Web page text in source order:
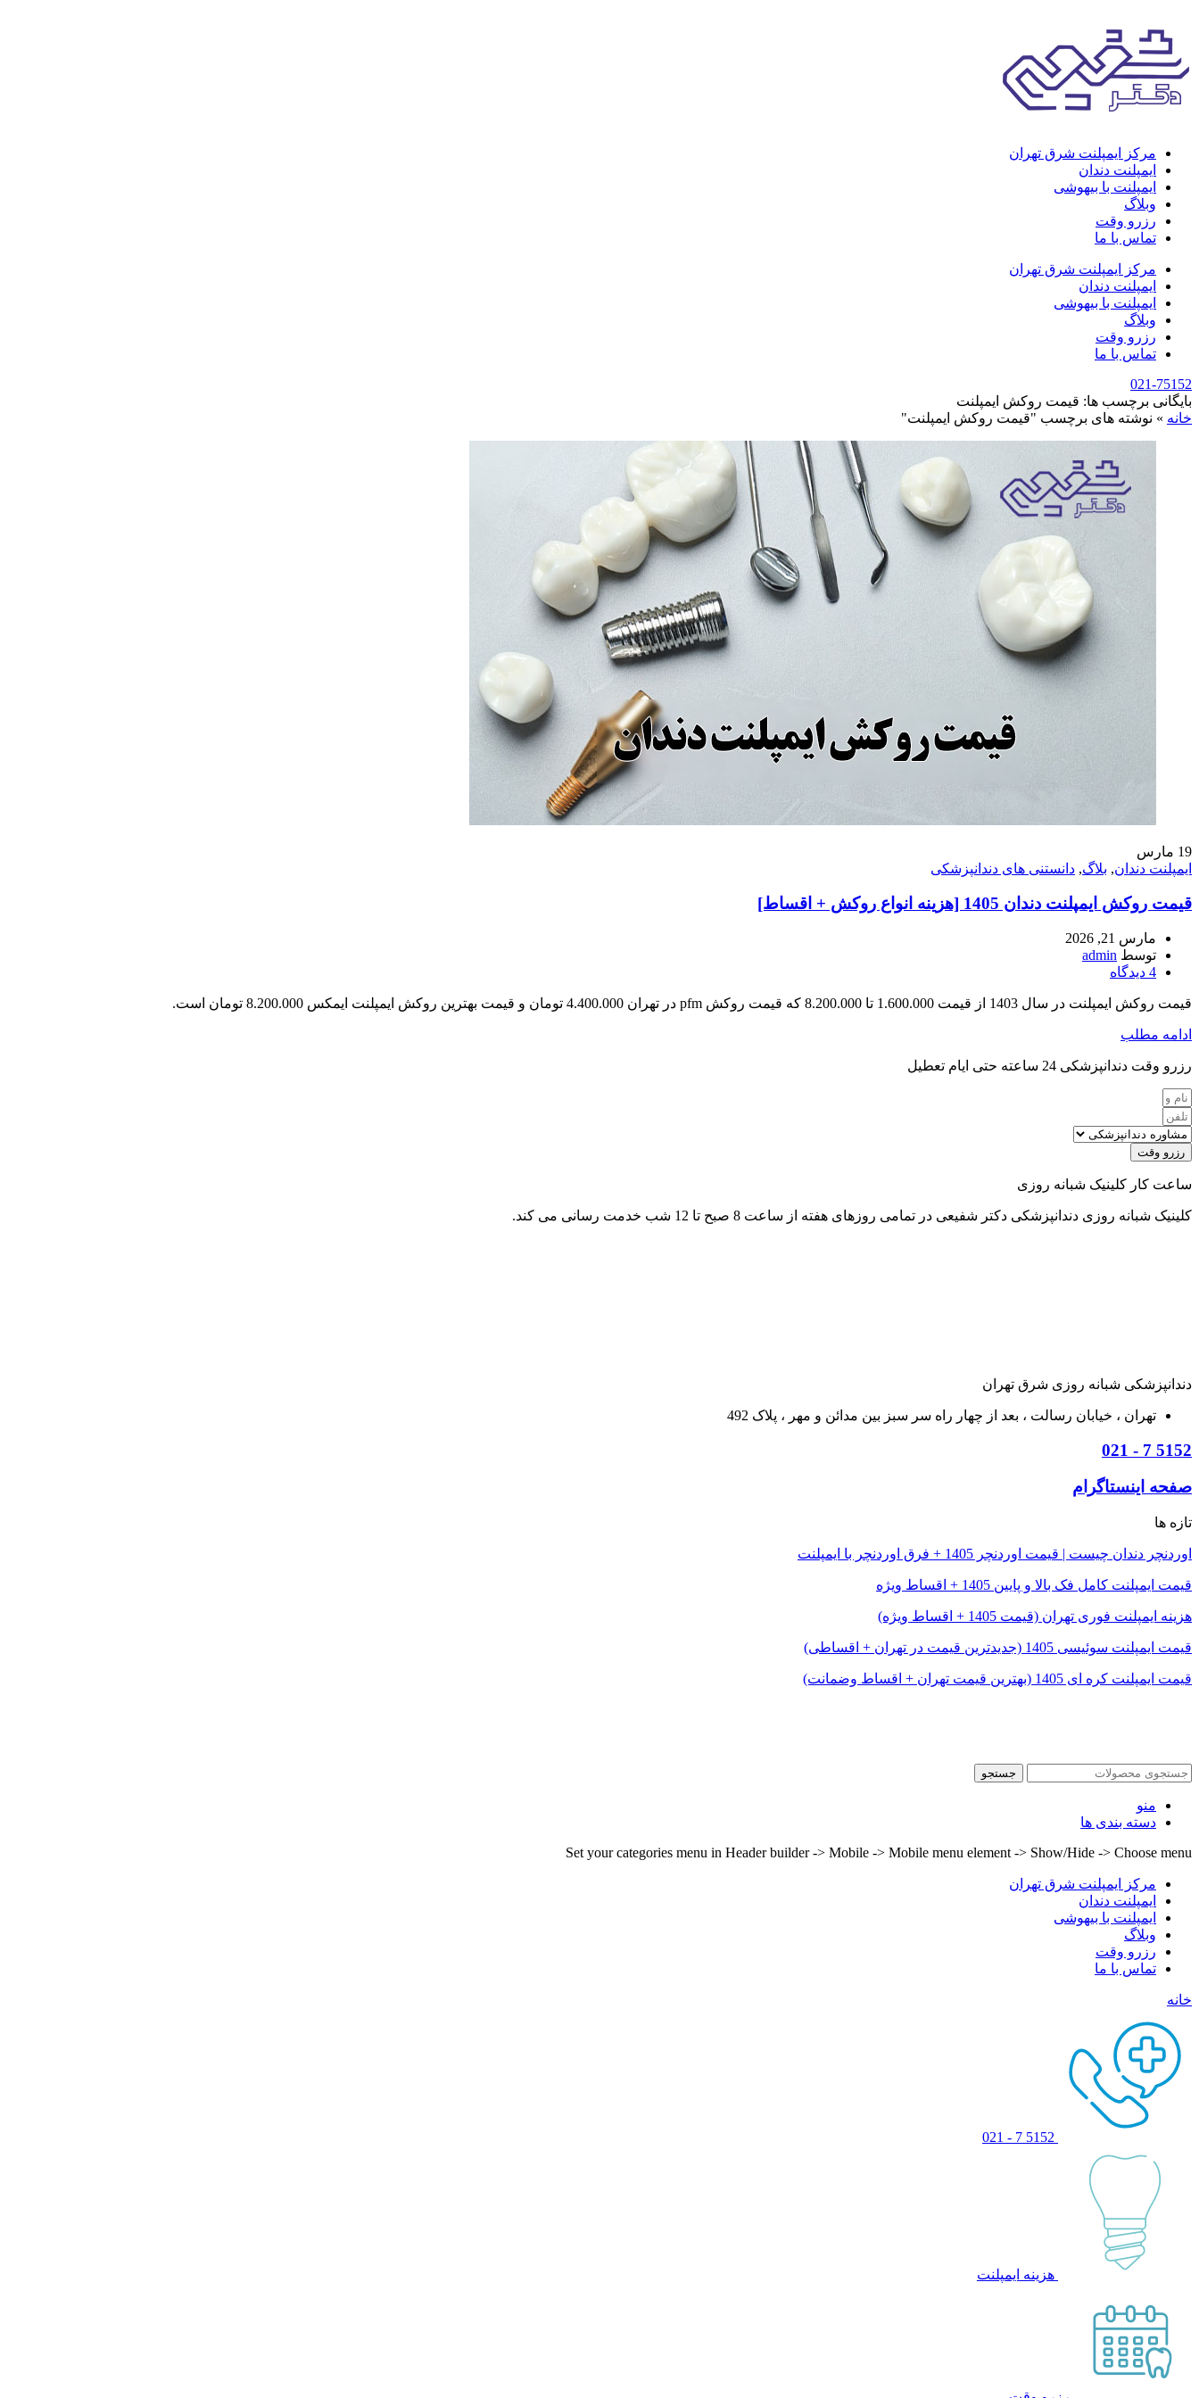
مرکز ایمپلنت شرق تهران
ایمپلنت دندان
ایمپلنت با بیهوشی
وبلاگ
رزرو وقت
تماس با ما
مرکز ایمپلنت شرق تهران
ایمپلنت دندان
ایمپلنت با بیهوشی
وبلاگ
رزرو وقت
تماس با ما
021-75152
بایگانی برچسب ها: قیمت روکش ایمپلنت
خانه » نوشته های برچسب "قیمت روکش ایمپلنت"
19 مارس
ایمپلنت دندان, بلاگ, دانستنی های دندانپزشکی
قیمت روکش ایمپلنت دندان 1405 [هزینه انواع روکش + اقساط]
مارس 21, 2026
توسط admin
4 دیدگاه
قیمت روکش ایمپلنت در سال 1403 از قیمت 1.600.000 تا 8.200.000 که قیمت روکش pfm در تهران 4.400.000 تومان و قیمت بهترین روکش ایمپلنت ایمکس 8.200.000 تومان است.
ادامه مطلب
رزرو وقت دندانپزشکی 24 ساعته حتی ایام تعطیل
رزرو وقت
ساعت کار کلینیک شبانه روزی
کلینیک شبانه روزی دندانپزشکی دکتر شفیعی در تمامی روزهای هفته از ساعت 8 صبح تا 12 شب خدمت رسانی می کند.
دندانپزشکی شبانه روزی شرق تهران
تهران ، خيابان رسالت ، بعد از چهار راه سر سبز بين مدائن و مهر ، پلاک 492
5152 7 - 021
صفحه اینستاگرام
تازه ها
اوردنچر دندان چیست | قیمت اوردنچر 1405 + فرق اوردنچر با ایمپلنت
قیمت ایمپلنت کامل فک بالا و پایین 1405 + اقساط ویژه
هزینه ایمپلنت فوری تهران (قیمت 1405 + اقساط ویژه)
قیمت ایمپلنت سوئیسی 1405 (جدیدترین قیمت در تهران + اقساطی)
قیمت ایمپلنت کره ای 1405 (بهترین قیمت تهران + اقساط وضمانت)
جستجو
منو
دسته بندی ها
Set your categories menu in Header builder -> Mobile -> Mobile menu element -> Show/Hide -> Choose menu
مرکز ایمپلنت شرق تهران
ایمپلنت دندان
ایمپلنت با بیهوشی
وبلاگ
رزرو وقت
تماس با ما
خانه
5152 7 - 021
هزینه ایمپلنت